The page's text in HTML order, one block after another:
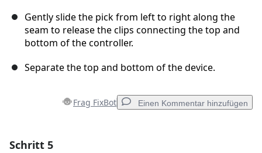
Gently slide the pick from left to right along the
seam to release the clips connecting the top and
bottom of the controller.
Separate the top and bottom of the device.
Frag FixBot Einen Kommentar hinzufügen
Schritt 5